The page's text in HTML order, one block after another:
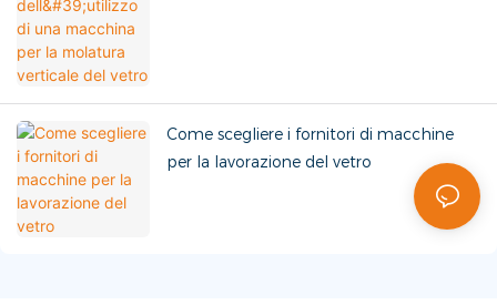
Come scegliere i fornitori di macchine
per la lavorazione del vetro